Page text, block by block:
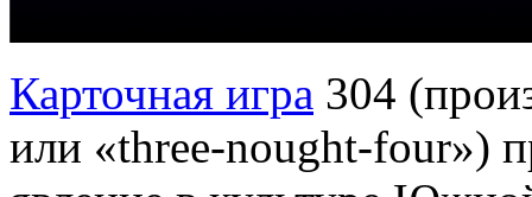
Карточная игра 304
или «three-nought-four»)